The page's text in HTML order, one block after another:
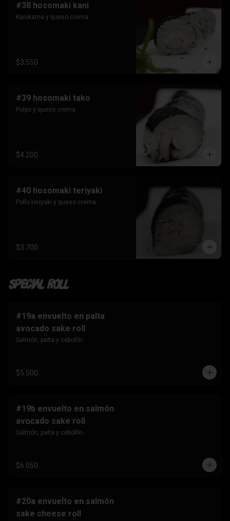
#38 hosomaki kani
Kanikama y queso crema.
$3.550
#39 hosomaki tako
Pulpo y queso crema.
$4.200
#40 hosomaki teriyaki
Pollo teriyaki y queso crema.
$3.700
Special Roll
#19a envuelto en palta
avocado sake roll
Salmón, palta y cebollín.
$5.500
#19b envuelto en salmón
avocado sake roll
Salmón, palta y cebollín.
$6.050
#20a envuelto en salmón
sake cheese roll